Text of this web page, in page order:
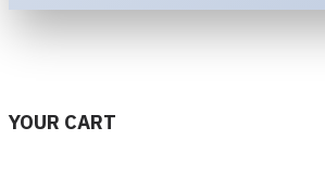
YOUR CART